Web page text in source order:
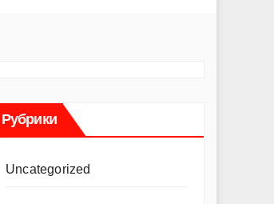
Рубрики
Uncategorized